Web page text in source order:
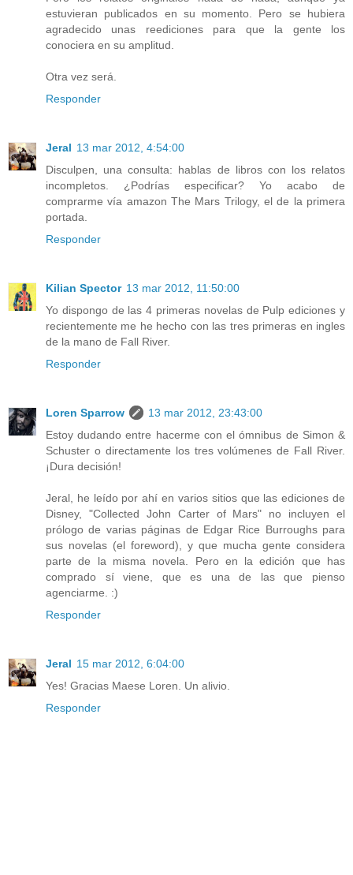
estuvieran publicados en su momento. Pero se hubiera
agradecido unas reediciones para que la gente los
conociera en su amplitud.
Otra vez será.
Responder
Jeral 13 mar 2012, 4:54:00
Disculpen, una consulta: hablas de libros con los relatos
incompletos. ¿Podrías especificar? Yo acabo de
comprarme vía amazon The Mars Trilogy, el de la primera
portada.
Responder
Kilian Spector 13 mar 2012, 11:50:00
Yo dispongo de las 4 primeras novelas de Pulp ediciones y
recientemente me he hecho con las tres primeras en ingles
de la mano de Fall River.
Responder
Loren Sparrow
13 mar 2012, 23:43:00
Estoy dudando entre hacerme con el ómnibus de Simon &
Schuster o directamente los tres volúmenes de Fall River.
¡Dura decisión!
Jeral, he leído por ahí en varios sitios que las ediciones de
Disney, "Collected John Carter of Mars" no incluyen el
prólogo de varias páginas de Edgar Rice Burroughs para
sus novelas (el foreword), y que mucha gente considera
parte de la misma novela. Pero en la edición que has
comprado sí viene, que es una de las que pienso
agenciarme. :)
Responder
Jeral 15 mar 2012, 6:04:00
Yes! Gracias Maese Loren. Un alivio.
Responder